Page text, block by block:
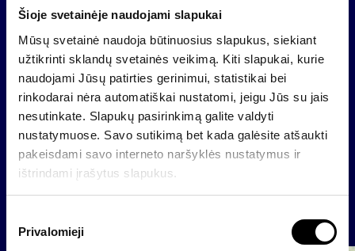
Šioje svetainėje naudojami slapukai
Mūsų svetainė naudoja būtinuosius slapukus, siekiant
užtikrinti sklandų svetainės veikimą. Kiti slapukai, kurie
naudojami Jūsų patirties gerinimui, statistikai bei
rinkodarai nėra automatiškai nustatomi, jeigu Jūs su jais
nesutinkate. Slapukų pasirinkimą galite valdyti
nustatymuose. Savo sutikimą bet kada galėsite atšaukti
pakeisdami savo interneto naršyklės nustatymus ir
ištrindami įrašytus slapukus.
Privalomieji
„InCM“ teikia statybų valdymo, generalinės rangos,
techninės statybos priežiūros, įvairios paskirties
pastatų statybos ir rekonstrukcijos paslaugas.
Bendrovėje dirba 28 darbuotojai.